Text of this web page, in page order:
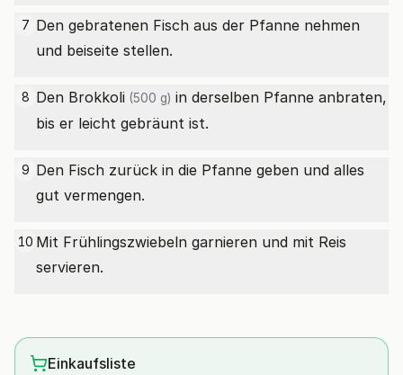
7 Den gebratenen Fisch aus der Pfanne nehmen
und beiseite stellen.
8 Den Brokkoli (500 g) in derselben Pfanne anbraten,
bis er leicht gebräunt ist.
9 Den Fisch zurück in die Pfanne geben und alles
gut vermengen.
10 Mit Frühlingszwiebeln garnieren und mit Reis
servieren.
Einkaufsliste